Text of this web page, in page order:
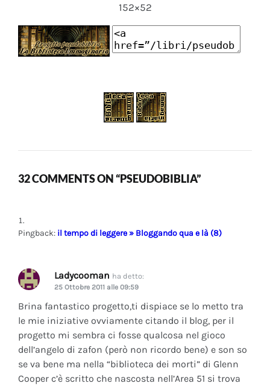
152×52
32 COMMENTS ON “PSEUDOBIBLIA”
Pingback: il tempo di leggere » Bloggando qua e là (8)
Ladycooman ha detto:
25 Ottobre 2011 alle 09:59
Brina fantastico progetto,ti dispiace se lo metto tra
le mie iniziative ovviamente citando il blog, per il
progetto mi sembra ci fosse qualcosa nel gioco
dell’angelo di zafon (però non ricordo bene) e son so
se va bene ma nella “biblioteca dei morti” di Glenn
Cooper c’è scritto che nascosta nell’Area 51 si trova